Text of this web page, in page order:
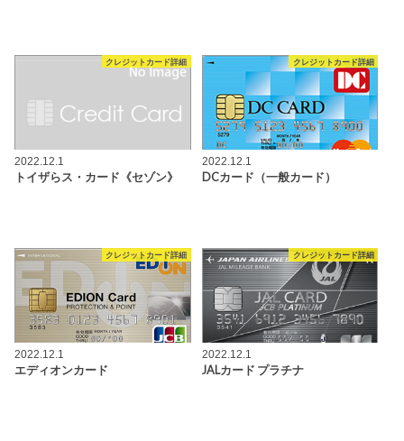
クレジットカード詳細
2022.12.1
トイザらス・カード《セゾン》
クレジットカード詳細
2022.12.1
DCカード（一般カード）
クレジットカード詳細
2022.12.1
エディオンカード
クレジットカード詳細
2022.12.1
JALカード プラチナ